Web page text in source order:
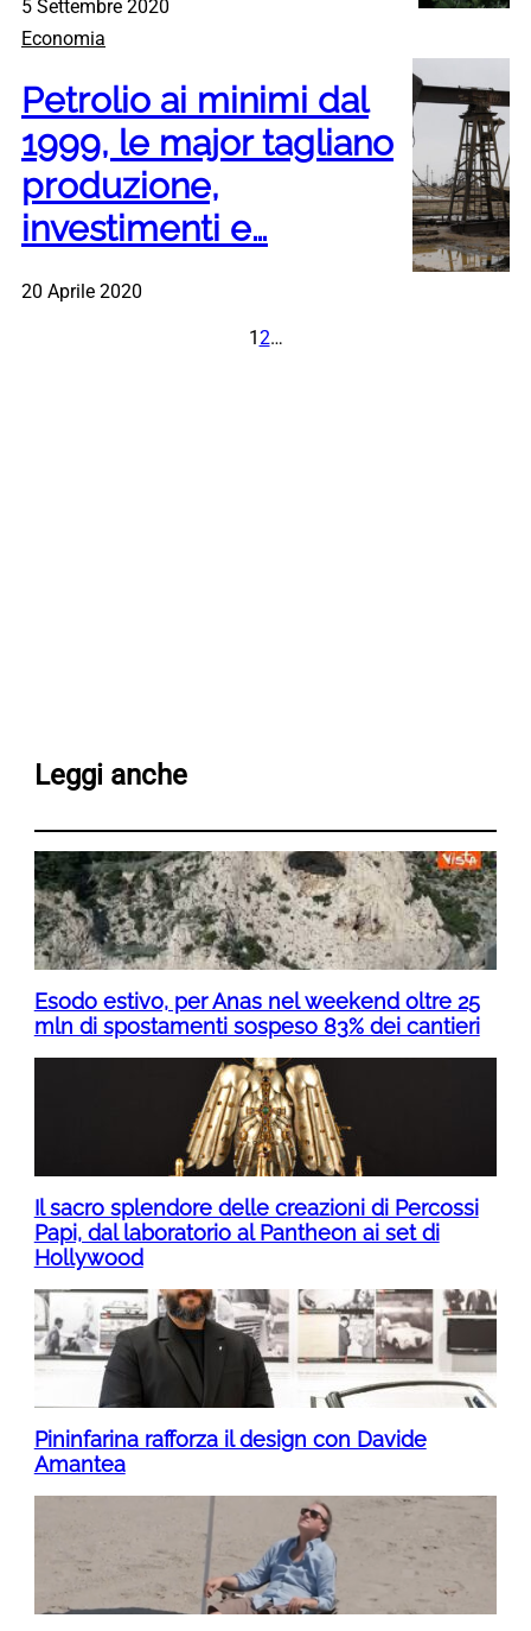
5 Settembre 2020
Economia
Petrolio ai minimi dal
1999, le major tagliano
produzione,
investimenti e…
20 Aprile 2020
12…
Leggi anche
Esodo estivo, per Anas nel weekend oltre 25
mln di spostamenti sospeso 83% dei cantieri
Il sacro splendore delle creazioni di Percossi
Papi, dal laboratorio al Pantheon ai set di
Hollywood
Pininfarina rafforza il design con Davide
Amantea